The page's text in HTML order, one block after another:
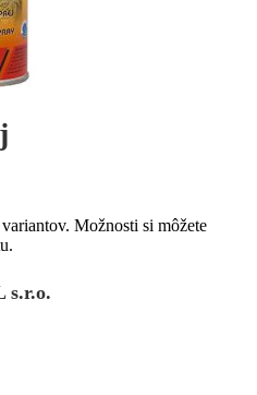
Možnosti si môžete
s.r.o.